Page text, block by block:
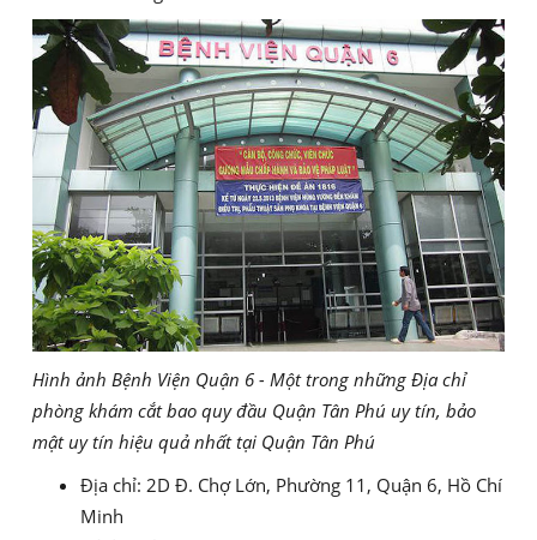
Hình ảnh Bệnh Viện Quận 6 - Một trong những Địa chỉ
phòng khám cắt bao quy đầu Quận Tân Phú uy tín, bảo
mật uy tín hiệu quả nhất tại Quận Tân Phú
Địa chỉ: 2D Đ. Chợ Lớn, Phường 11, Quận 6, Hồ Chí
Minh